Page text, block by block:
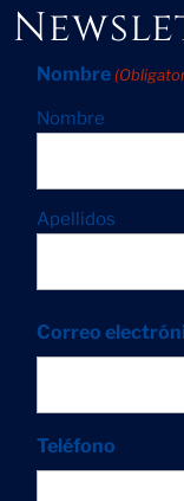
Nombre
Nombre
Apellidos
Correo
Teléfono